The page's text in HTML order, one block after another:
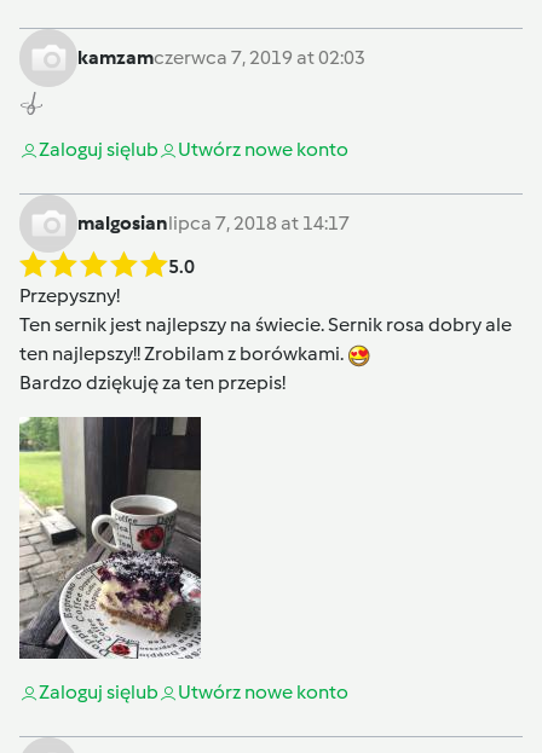
kamzamczerwca 7, 2019 at 02:03
Zaloguj sięlub Utwórz nowe konto
malgosianlipca 7, 2018 at 14:17
5.0
Przepyszny!
Ten sernik jest najlepszy na świecie. Sernik rosa dobry ale
ten najlepszy!! Zrobilam z borówkami.
Bardzo dziękuję za ten przepis!
Zaloguj sięlub Utwórz nowe konto